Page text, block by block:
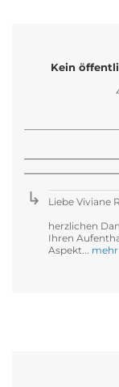
Kein
Liebe Viviane
herzlichen
Ihren
Aspekt... mehr